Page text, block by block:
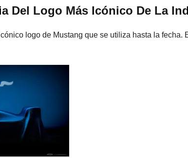
Del Logo Más Icónico De La
logo de Mustang que se utiliza hasta la fecha.